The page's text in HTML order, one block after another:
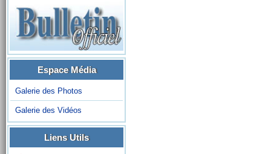
Espace Média
Galerie des Photos
Galerie des Vidéos
Liens Utils